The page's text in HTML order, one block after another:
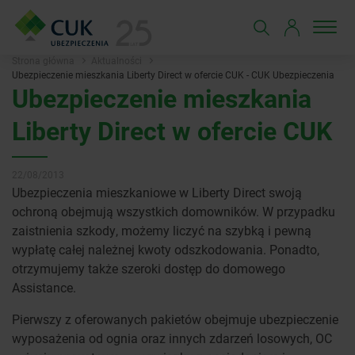
Ubezpieczenie mieszkania Liberty Direct w ofercie CUK - CUK Ubezpieczenia
Ubezpieczenie mieszkania
Liberty Direct w ofercie CUK
Ubezpieczenia mieszkaniowe w Liberty Direct swoją
ochroną obejmują wszystkich domowników. W przypadku
zaistnienia szkody, możemy liczyć na szybką i pewną
wypłatę całej należnej kwoty odszkodowania. Ponadto,
otrzymujemy także szeroki dostęp do domowego
Assistance.
Pierwszy z oferowanych pakietów obejmuje ubezpieczenie
wyposażenia od ognia oraz innych zdarzeń losowych, OC